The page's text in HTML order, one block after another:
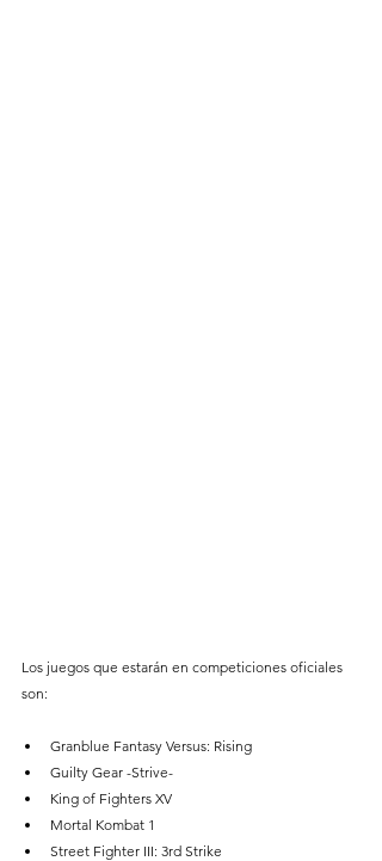
Los juegos que estarán en competiciones oficiales
son:
Granblue Fantasy Versus: Rising
Guilty Gear -Strive-
King of Fighters XV
Mortal Kombat 1
Street Fighter III: 3rd Strike